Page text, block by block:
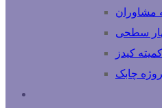
مشاوران
سطحی
کمیته کیدز
چابک